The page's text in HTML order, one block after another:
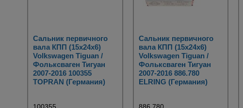
Сальник первичного
вала КПП (15x24x6)
Volkswagen Tiguan /
Фольксваген Тигуан
2007-2016 100355
TOPRAN (Германия)
Сальник первичного
вала КПП (15x24x6)
Volkswagen Tiguan /
Фольксваген Тигуан
2007-2016 886.780
ELRING (Германия)